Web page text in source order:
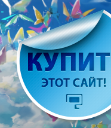
Перейти
к
содержимому